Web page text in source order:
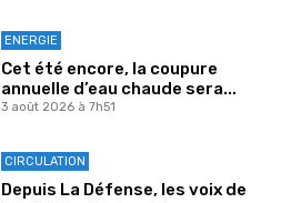
ENERGIE
Cet été encore, la coupure
annuelle d’eau chaude sera...
3 août 2026 à 7h51
CIRCULATION
Depuis La Défense, les voix de